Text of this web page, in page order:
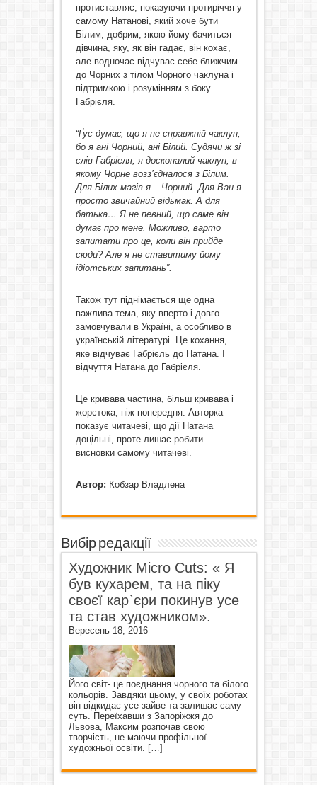
протиставляє, показуючи протиріччя у
самому Натанові, який хоче бути
Білим, добрим, якою йому бачиться
дівчина, яку, як він гадає, він кохає,
але водночас відчуває себе ближчим
до Чорних з тілом Чорного чаклуна і
підтримкою і розумінням з боку
Габрієля.
“Ґус думає, що я не справжній чаклун,
бо я ані Чорний, ані Білий. Судячи ж зі
слів Габріеля, я досконалий чаклун, в
якому Чорне возз’єдналося з Білим.
Для Білих магів я – Чорний. Для Ван я
просто звичайний відьмак. А для
батька… Я не певний, що саме він
думає про мене. Можливо, варто
запитати про це, коли він прийде
сюди? Але я не ставитиму йому
ідіотських запитань”.
Також тут піднімається ще одна
важлива тема, яку вперто і довго
замовчували в Україні, а особливо в
українській літературі. Це кохання,
яке відчуває Габрієль до Натана. І
відчуття Натана до Габрієля.
Це кривава частина, більш кривава і
жорстока, ніж попередня. Авторка
показує читачеві, що дії Натана
доцільні, проте лишає робити
висновки самому читачеві.
Автор: Кобзар Владлена
Вибір редакції
Художник Micro Cuts: « Я
був кухарем, та на піку
своєї кар`єри покинув усе
та став художником».
Вересень 18, 2016
Його світ- це поєднання чорного та білого
кольорів. Завдяки цьому, у своїх роботах
він відкидає усе зайве та залишає саму
суть. Переїхавши з Запоріжжя до
Львова, Максим розпочав свою
творчість, не маючи профільної
художньої освіти. […]